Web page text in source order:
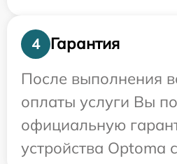
4
Гарантия
После выполнения
оплаты услуги Вы
официальную
устройства Optoma